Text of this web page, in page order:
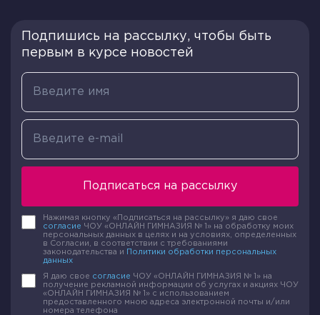
11)²=1+1+4+1+0+1+0/7=1,14
Обратим внимание на полученные результаты.
Разброс данных у первого спортсмена меньше,
это значит что он лучше подготовился. Он
показал более стабильный результат.
Используя в своих расчётах в качестве
статистической характеристики дисперсию,
важно помнить следующее:
большом числе данных есть всего лишь
несколько из них, которые значительно
отличаются от среднеарифметического этого
Правило. Дисперсия измеряется в квадратах
Подпишись на рассылку, чтобы быть
первым в курсе новостей
Подписаться на рассылку
Нажимая кнопку «Подписаться на рассылку» я даю свое
согласие ЧОУ «ОНЛАЙН ГИМНАЗИЯ № 1» на обработку моих
персональных данных в целях и на условиях, определенных
в Согласии, в соответствии с требованиями
законодательства и
Политики обработки персональных
данных
Я даю свое согласие ЧОУ «ОНЛАЙН ГИМНАЗИЯ № 1» на
получение рекламной информации об услугах и акциях ЧОУ
«ОНЛАЙН ГИМНАЗИЯ № 1» с использованием
предоставленного мною адреса электронной почты и/или
номера телефона